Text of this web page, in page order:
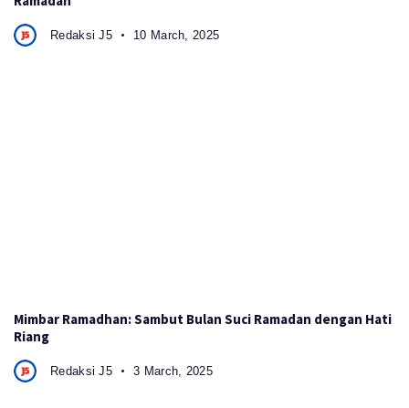
Redaksi J5 10 March, 2025
Mimbar Ramadhan: Sambut Bulan Suci Ramadan dengan Hati
Riang
Redaksi J5 3 March, 2025